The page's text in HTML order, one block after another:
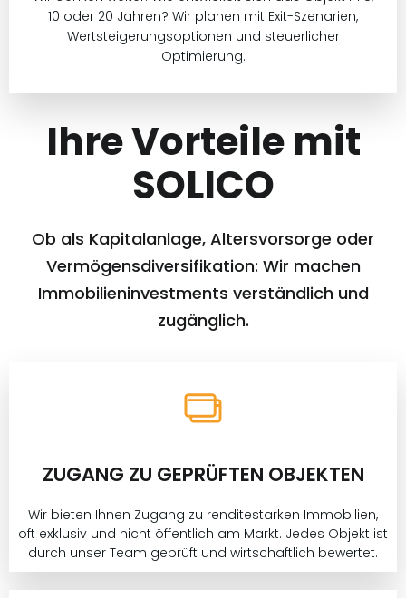
10 oder 20 Jahren? Wir planen mit Exit-Szenarien,
Wertsteigerungsoptionen und steuerlicher
Optimierung.
Ihre Vorteile mit
SOLICO
Ob als Kapitalanlage, Altersvorsorge oder
Vermögensdiversifikation: Wir machen
Immobilieninvestments verständlich und
zugänglich.
ZUGANG ZU GEPRÜFTEN OBJEKTEN
Wir bieten Ihnen Zugang zu renditestarken Immobilien,
oft exklusiv und nicht öffentlich am Markt. Jedes Objekt ist
durch unser Team geprüft und wirtschaftlich bewertet.